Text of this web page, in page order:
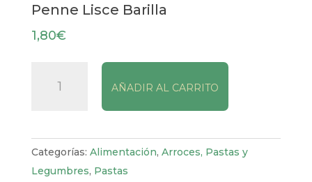
Penne Lisce Barilla
1,80€
Lisce
AÑADIR AL CARRITO
Categorías: Alimentación, Arroces, Pastas y
Legumbres, Pastas